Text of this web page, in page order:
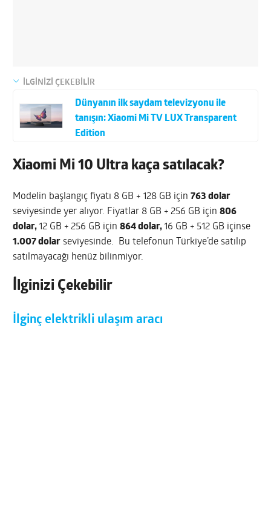
İLGİNİZİ ÇEKEBİLİR
Dünyanın ilk saydam televizyonu ile
tanışın: Xiaomi Mi TV LUX Transparent
Edition
Xiaomi Mi 10 Ultra kaça satılacak?
Modelin başlangıç fiyatı 8 GB + 128 GB için763 dolar
seviyesinde yer alıyor. Fiyatlar 8 GB + 256 GB için806
dolar,12 GB + 256 GB için864 dolar,16 GB + 512 GB içinse
1.007 dolar seviyesinde. Bu telefonun Türkiye’de satılıp
satılmayacağı henüz bilinmiyor.
İlginizi Çekebilir
İlginç elektrikli ulaşım aracı